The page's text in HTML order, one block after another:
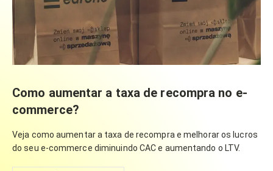
Como aumentar a taxa de recompra no e-
commerce?
Veja como aumentar a taxa de recompra e melhorar os lucros
do seu e-commerce diminuindo CAC e aumentando o LTV.